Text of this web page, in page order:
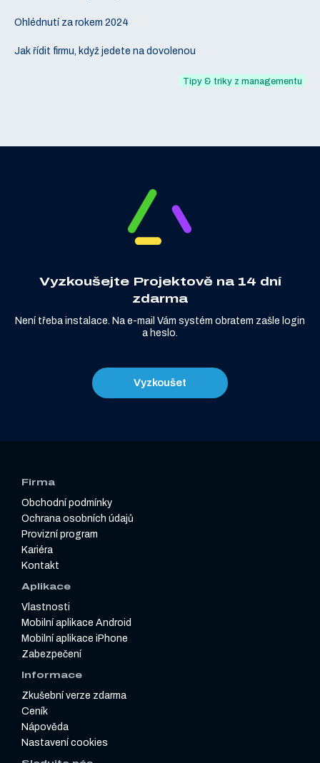
Ohlédnutí za rokem 2024
Jak řídit firmu, když jedete na dovolenou
Tipy & triky z managementu
Vyzkoušejte Projektově na 14 dní
zdarma
Není třeba instalace. Na e-mail Vám systém obratem zašle login
a heslo.
Vyzkoušet
Firma
Obchodní podmínky
Ochrana osobních údajů
Provizní program
Kariéra
Kontakt
Aplikace
Vlastnosti
Mobilní aplikace Android
Mobilní aplikace iPhone
Zabezpečení
Informace
Zkušební verze zdarma
Ceník
Nápověda
Nastavení cookies